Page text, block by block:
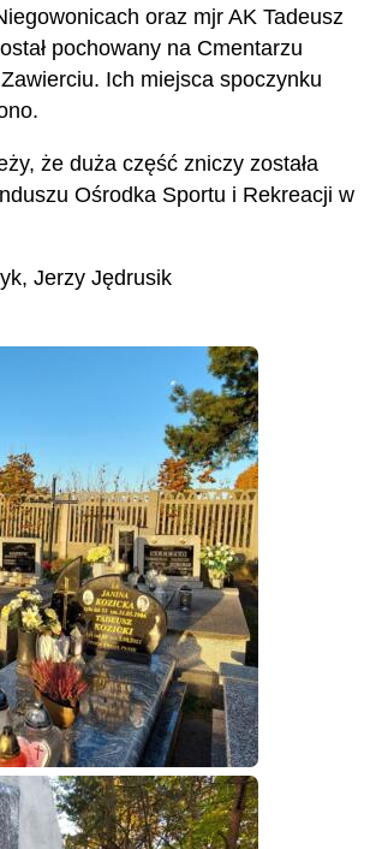
oraz mjr AK Tadeusz
pochowany na Cmentarzu
Ich miejsca spoczynku
że duża część zniczy została
Ośrodka Sportu i Rekreacji w
Jerzy Jędrusik